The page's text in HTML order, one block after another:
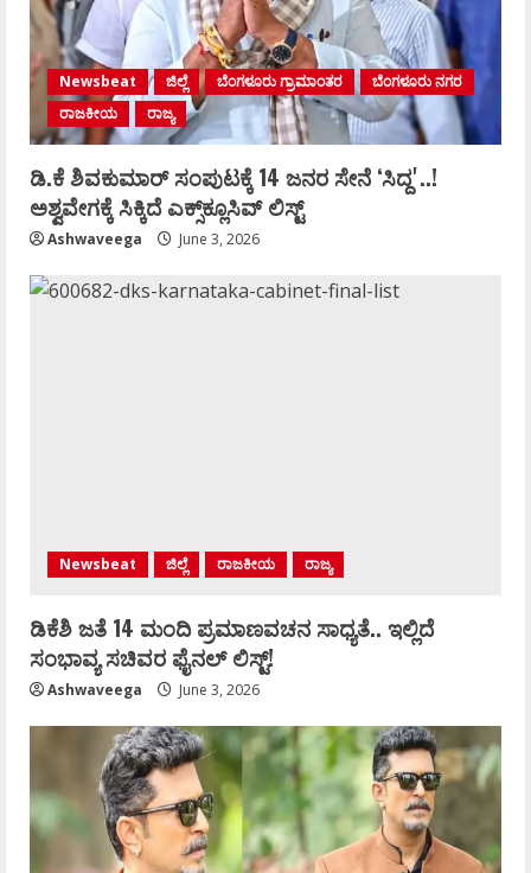
Newsbeat ಜಿಲ್ಲೆ ಬೆಂಗಳೂರು ಗ್ರಾಮಾಂತರ
ಬೆಂಗಳೂರು ನಗರ
ರಾಜಕೀಯ
ರಾಜ್ಯ
ಡಿ.ಕೆ ಶಿವಕುಮಾರ್‌ ಸಂಪುಟಕ್ಕೆ 14 ಜನರ ಸೇನೆ ʻಸಿದ್ದʼ..!
ಅಶ್ವವೇಗಕ್ಕೆ ಸಿಕ್ಕಿದೆ ಎಕ್ಸ್‌ಕ್ಲೂಸಿವ್‌ ಲಿಸ್ಟ್‌
Ashwaveega June 3, 2026
Newsbeat ಜಿಲ್ಲೆ ರಾಜಕೀಯ ರಾಜ್ಯ
ಡಿಕೆಶಿ ಜತೆ 14 ಮಂದಿ ಪ್ರಮಾಣವಚನ ಸಾಧ್ಯತೆ.. ಇಲ್ಲಿದೆ
ಸಂಭಾವ್ಯ ಸಚಿವರ ಫೈನಲ್ ಲಿಸ್ಟ್‌!
Ashwaveega June 3, 2026